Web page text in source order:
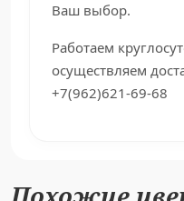
Ваш выбор.
Работаем
осуществляем
+7(962)621-69-68